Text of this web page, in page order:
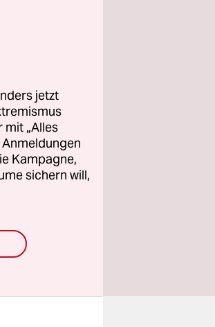
jetzt
mit „Alles
Kampagne,
sichern will,